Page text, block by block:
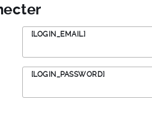
[LOGIN_EMAIL]
[LOGIN_PASSWORD]